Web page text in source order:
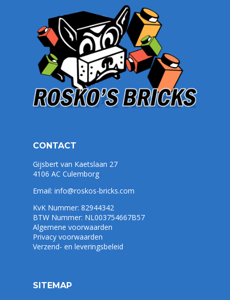
CONTACT
Gijsbert van Kaetslaan 27
4106 AC Culemborg
Email: info@roskos-bricks.com
KvK Nummer: 82944342
BTW Nummer: NL003754667B57
Algemene voorwaarden
Privacy voorwaarden
Verzend- en leveringsbeleid
SITEMAP